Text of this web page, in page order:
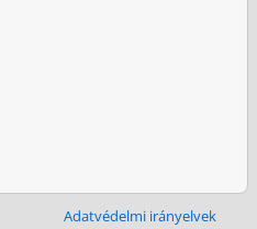
Adatvédelmi irányelvek